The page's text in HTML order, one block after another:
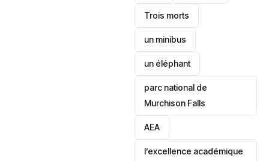
Trois morts
un minibus
un éléphant
parc national de
Murchison Falls
AEA
l’excellence académique